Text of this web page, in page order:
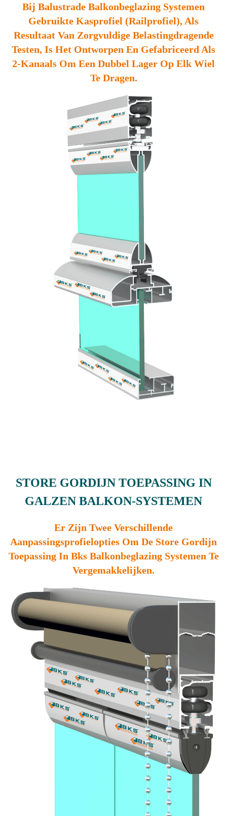
Bij Balustrade Balkonbeglazing Systemen
Gebruikte Kasprofiel (railprofiel), Als
Resultaat Van Zorgvuldige Belastingdragende
Testen, Is Het Ontworpen En Gefabriceerd Als
2-Kanaals Om Een Dubbel Lager Op Elk Wiel
Te Dragen.
STORE GORDIJN TOEPASSING IN
GALZEN BALKON-SYSTEMEN
Er Zijn Twee Verschillende
Aanpassingsprofielopties Om De Store Gordijn
Toepassing In Bks Balkonbeglazing Systemen Te
Vergemakkelijken.